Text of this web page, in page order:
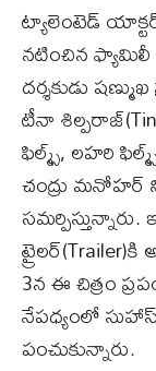
ట్యాలెంటెడ్
నటించిన ఫ్యామిలీ
దర్శకుడు
టీనా
ఫిల్మ్స్, లహరి
చంద్రు మనోహర్
3న ఈ చిత్రం
నేపధ్యంలో
పంచుకున్నారు.